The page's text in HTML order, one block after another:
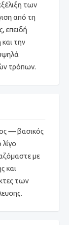
των
από τη
επειδή
την
τρόπων.
— βασικός
με
και
των